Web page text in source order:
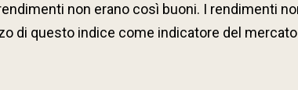
non erano così buoni. I rendimenti
di questo indice come indicatore del